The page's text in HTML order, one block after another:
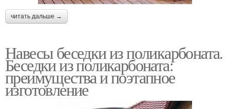
читать дальше →
Навесы беседки из поликарбоната.
Беседки из поликарбоната:
преимущества и поэтапное
изготовление